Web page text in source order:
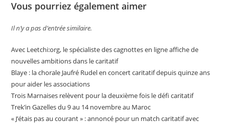
Vous pourriez également aimer
Il n’y a pas d’entrée similaire.
Avec Leetchi:org, le spécialiste des cagnottes en ligne affiche de
nouvelles ambitions dans le caritatif
Blaye : la chorale Jaufré Rudel en concert caritatif depuis quinze ans
pour aider les associations
Trois Marnaises relèvent pour la deuxième fois le défi caritatif
Trek’in Gazelles du 9 au 14 novembre au Maroc
« J’étais pas au courant » : annoncé pour un match caritatif avec